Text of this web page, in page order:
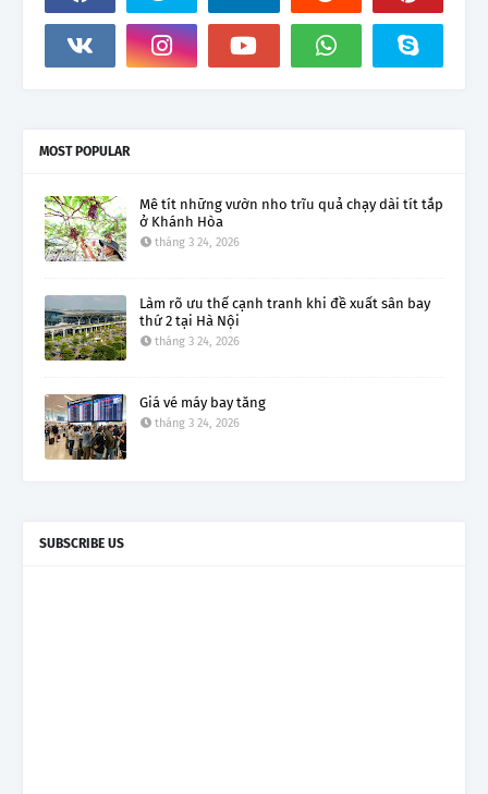
MOST POPULAR
Mê tít những vườn nho trĩu quả chạy dài tít tắp
ở Khánh Hòa
tháng 3 24, 2026
Làm rõ ưu thế cạnh tranh khi đề xuất sân bay
thứ 2 tại Hà Nội
tháng 3 24, 2026
Giá vé máy bay tăng
tháng 3 24, 2026
SUBSCRIBE US